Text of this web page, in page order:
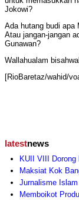
Jokowi?
Ada hutang budi apa
Atau jangan-jangan
Gunawan?
Wallahualam
[RioBaretaz/wahid/
latestnews
KUII VIII Dorong
Maksiat Kok
Jurnalisme
Memboikot